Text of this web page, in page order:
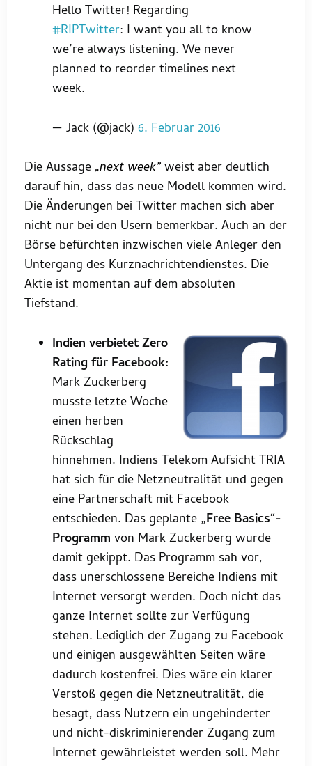
Hello Twitter! Regarding
#RIPTwitter: I want you all to know
we’re always listening. We never
planned to reorder timelines next
week.
— Jack (@jack) 6. Februar 2016
Die Aussage„next week”weist aber deutlich
darauf hin, dass das neue Modell kommen wird.
Die Änderungen bei Twitter machen sich aber
nicht nur bei den Usern bemerkbar. Auch an der
Börse befürchten inzwischen viele Anleger den
Untergang des Kurznachrichtendienstes. Die
Aktie ist momentan auf dem absoluten
Tiefstand.
Indien verbietet Zero
Rating für Facebook:
Mark Zuckerberg
musste letzte Woche
einen herben
Rückschlag
hinnehmen. Indiens Telekom Aufsicht TRIA
hat sich für die Netzneutralität und gegen
eine Partnerschaft mit Facebook
entschieden. Das geplante „Free Basics“-
Programm von Mark Zuckerberg wurde
damit gekippt. Das Programm sah vor,
dass unerschlossene Bereiche Indiens mit
Internet versorgt werden. Doch nicht das
ganze Internet sollte zur Verfügung
stehen. Lediglich der Zugang zu Facebook
und einigen ausgewählten Seiten wäre
dadurch kostenfrei. Dies wäre ein klarer
Verstoß gegen die Netzneutralität, die
besagt, dass Nutzern ein ungehinderter
und nicht-diskriminierender Zugang zum
Internet gewährleistet werden soll. Mehr